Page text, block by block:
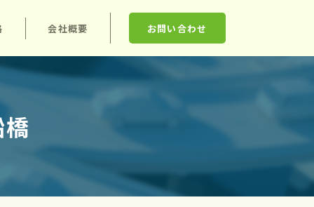
会社概要 お問い合わせ